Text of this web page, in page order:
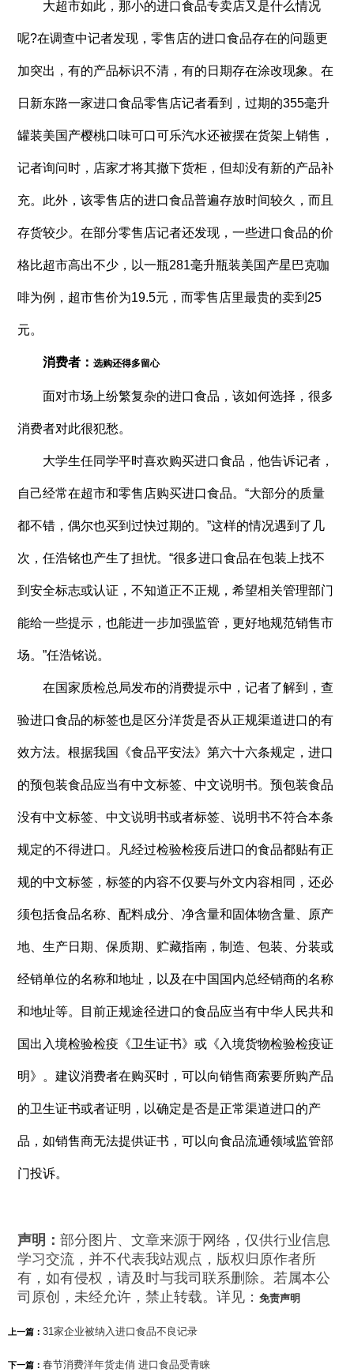
大超市如此，那小的进口食品专卖店又是什么情况
呢?在调查中记者发现，零售店的进口食品存在的问题更
加突出，有的产品标识不清，有的日期存在涂改现象。在
日新东路一家进口食品零售店记者看到，过期的355毫升
罐装美国产樱桃口味可口可乐汽水还被摆在货架上销售，
记者询问时，店家才将其撤下货柜，但却没有新的产品补
充。此外，该零售店的进口食品普遍存放时间较久，而且
存货较少。在部分零售店记者还发现，一些进口食品的价
格比超市高出不少，以一瓶281毫升瓶装美国产星巴克咖
啡为例，超市售价为19.5元，而零售店里最贵的卖到25
元。
消费者： 选购还得多留心
面对市场上纷繁复杂的进口食品，该如何选择，很多
消费者对此很犯愁。
大学生任同学平时喜欢购买进口食品，他告诉记者，
自己经常在超市和零售店购买进口食品。“大部分的质量
都不错，偶尔也买到过快过期的。”这样的情况遇到了几
次，任浩铭也产生了担忧。“很多进口食品在包装上找不
到安全标志或认证，不知道正不正规，希望相关管理部门
能给一些提示，也能进一步加强监管，更好地规范销售市
场。”任浩铭说。
在国家质检总局发布的消费提示中，记者了解到，查
验进口食品的标签也是区分洋货是否从正规渠道进口的有
效方法。根据我国《食品平安法》第六十六条规定，进口
的预包装食品应当有中文标签、中文说明书。预包装食品
没有中文标签、中文说明书或者标签、说明书不符合本条
规定的不得进口。凡经过检验检疫后进口的食品都贴有正
规的中文标签，标签的内容不仅要与外文内容相同，还必
须包括食品名称、配料成分、净含量和固体物含量、原产
地、生产日期、保质期、贮藏指南，制造、包装、分装或
经销单位的名称和地址，以及在中国国内总经销商的名称
和地址等。目前正规途径进口的食品应当有中华人民共和
国出入境检验检疫《卫生证书》或《入境货物检验检疫证
明》。建议消费者在购买时，可以向销售商索要所购产品
的卫生证书或者证明，以确定是否是正常渠道进口的产
品，如销售商无法提供证书，可以向食品流通领域监管部
门投诉。
声明： 部分图片、文章来源于网络，仅供行业信息
学习交流，并不代表我站观点，版权归原作者所
有，如有侵权，请及时与我司联系删除。若属本公
司原创，未经允许，禁止转载。详见： 免责声明
上一篇： 31家企业被纳入进口食品不良记录
下一篇： 春节消费洋年货走俏 进口食品受青睐